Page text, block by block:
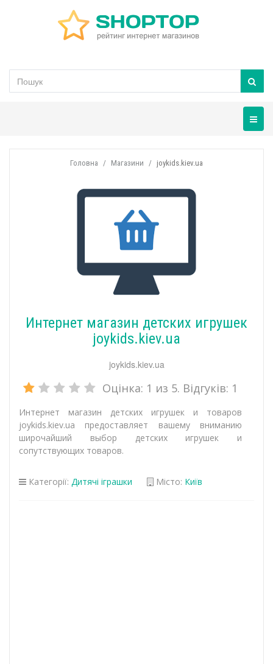
Головна Магазини joykids.kiev.ua
Интернет магазин детских игрушек
joykids.kiev.ua
joykids.kiev.ua
Оцінка: 1 из 5. Відгуків: 1
Интернет магазин детских игрушек и товаров
joykids.kiev.ua предоставляет вашему вниманию
широчайший выбор детских игрушек и
сопутствующих товаров.
Категорії: Дитячі іграшки Місто: Київ